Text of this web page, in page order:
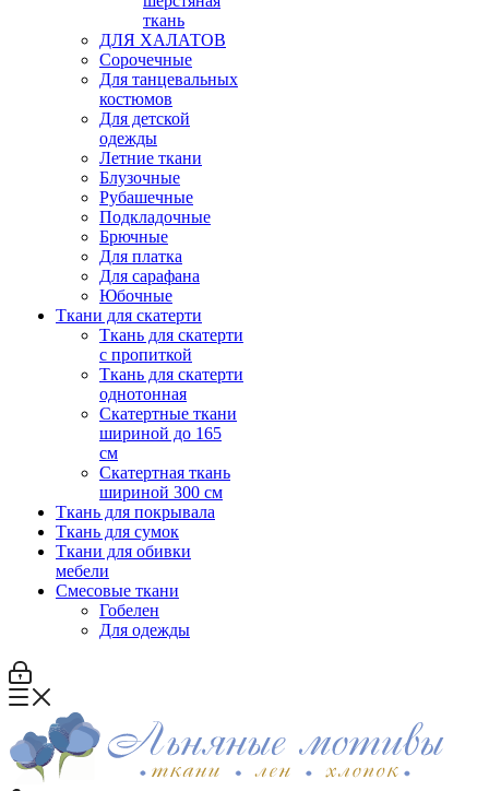
ткань
ДЛЯ ХАЛАТОВ
Сорочечные
Для танцевальных
костюмов
Для детской
одежды
Летние ткани
Блузочные
Рубашечные
Подкладочные
Брючные
Для платка
Для сарафана
Юбочные
Ткани для скатерти
Ткань для скатерти
с пропиткой
Ткань для скатерти
однотонная
Скатертные ткани
шириной до 165
см
Скатертная ткань
шириной 300 см
Ткань для покрывала
Ткань для сумок
Ткани для обивки
мебели
Смесовые ткани
Гобелен
Для одежды